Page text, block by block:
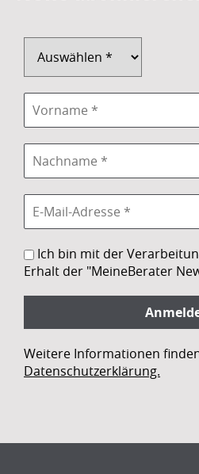
Ich bin mit der
Erhalt der "MeineBerater
Weitere Informationen
Datenschutzerklärung.